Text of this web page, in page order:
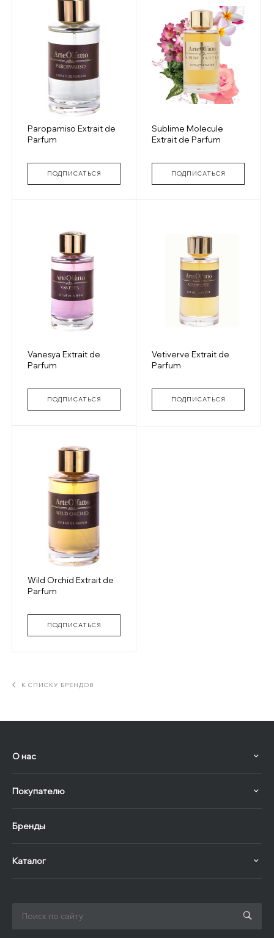
Paropamiso Extrait de
Parfum
ПОДПИСАТЬСЯ
Sublime Molecule
Extrait de Parfum
ПОДПИСАТЬСЯ
Vanesya Extrait de
Parfum
ПОДПИСАТЬСЯ
Vetiverve Extrait de
Parfum
ПОДПИСАТЬСЯ
Wild Orchid Extrait de
Parfum
ПОДПИСАТЬСЯ
К СПИСКУ БРЕНДОВ
О нас
Покупателю
Бренды
Каталог